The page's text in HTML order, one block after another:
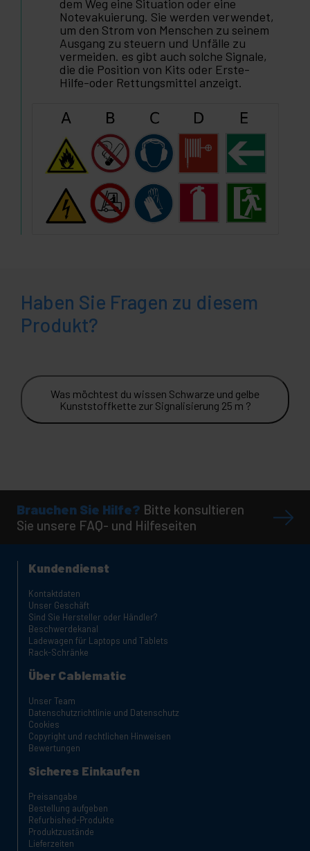
dem Weg eine Situation oder eine
Notevakuierung. Sie werden verwendet,
um den Strom von Menschen zu seinem
Ausgang zu steuern und Unfälle zu
vermeiden. es gibt auch solche Signale,
die die Position von Kits oder Erste-
Hilfe-oder Rettungsmittel anzeigt.
Haben Sie Fragen zu diesem
Produkt?
Was möchtest du wissen Schwarze und gelbe
Kunststoffkette zur Signalisierung 25 m ?
Brauchen Sie Hilfe? Bitte konsultieren
Sie unsere FAQ- und Hilfeseiten
Kundendienst
Kontaktdaten
Unser Geschäft
Sind Sie Hersteller oder Händler?
Beschwerdekanal
Ladewagen für Laptops und Tablets
Rack-Schränke
Über Cablematic
Unser Team
Datenschutzrichtlinie und Datenschutz
Cookies
Copyright und rechtlichen Hinweisen
Bewertungen
Sicheres Einkaufen
Preisangabe
Bestellung aufgeben
Refurbished-Produkte
Produktzustände
Lieferzeiten